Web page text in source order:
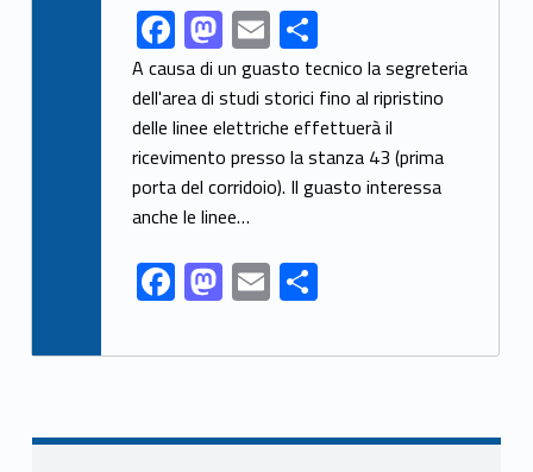
Link identifier share facebook archive #share-link-archive-51560F
ac
e
b
o
o
k
M
as
to
d
o
n
E
m
ai
l
S
h
ar
e
A causa di un guasto tecnico la segreteria
dell'area di studi storici fino al ripristino
delle linee elettriche effettuerà il
ricevimento presso la stanza 43 (prima
porta del corridoio). Il guasto interessa
anche le linee…
F
ac
e
o
M
as
to
o
E
m
ai
S
ar